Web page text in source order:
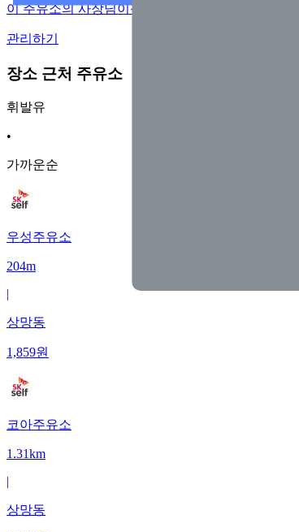
이 주유소의 사장님이신가요?
관리하기
장소 근처 주유소
휘발유
•
가까운순
우성주유소
204m
|
상망동
1,859원
코아주유소
1.31km
|
상망동